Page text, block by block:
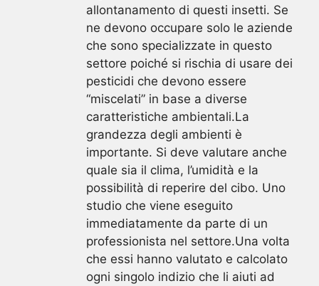
allontanamento di questi insetti. Se
ne devono occupare solo le aziende
che sono specializzate in questo
settore poiché si rischia di usare dei
pesticidi che devono essere
“miscelati” in base a diverse
caratteristiche ambientali.La
grandezza degli ambienti è
importante. Si deve valutare anche
quale sia il clima, l’umidità e la
possibilità di reperire del cibo. Uno
studio che viene eseguito
immediatamente da parte di un
professionista nel settore.Una volta
che essi hanno valutato e calcolato
ogni singolo indizio che li aiuti ad